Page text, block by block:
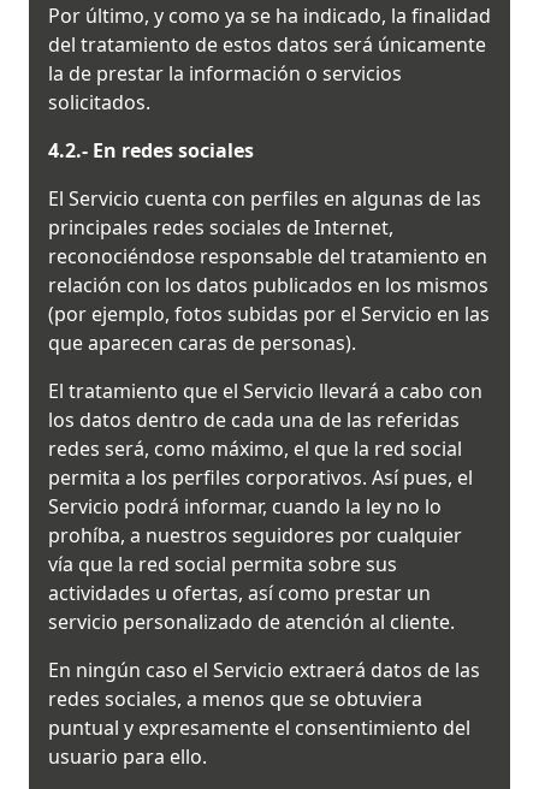
Por último, y como ya se ha indicado, la finalidad
del tratamiento de estos datos será únicamente
la de prestar la información o servicios
solicitados.
4.2.- En redes sociales
El Servicio cuenta con perfiles en algunas de las
principales redes sociales de Internet,
reconociéndose responsable del tratamiento en
relación con los datos publicados en los mismos
(por ejemplo, fotos subidas por el Servicio en las
que aparecen caras de personas).
El tratamiento que el Servicio llevará a cabo con
los datos dentro de cada una de las referidas
redes será, como máximo, el que la red social
permita a los perfiles corporativos. Así pues, el
Servicio podrá informar, cuando la ley no lo
prohíba, a nuestros seguidores por cualquier
vía que la red social permita sobre sus
actividades u ofertas, así como prestar un
servicio personalizado de atención al cliente.
En ningún caso el Servicio extraerá datos de las
redes sociales, a menos que se obtuviera
puntual y expresamente el consentimiento del
usuario para ello.